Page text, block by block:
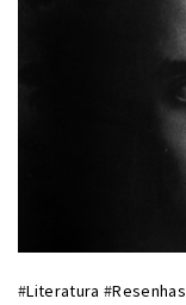
#Literatura #Resenhas